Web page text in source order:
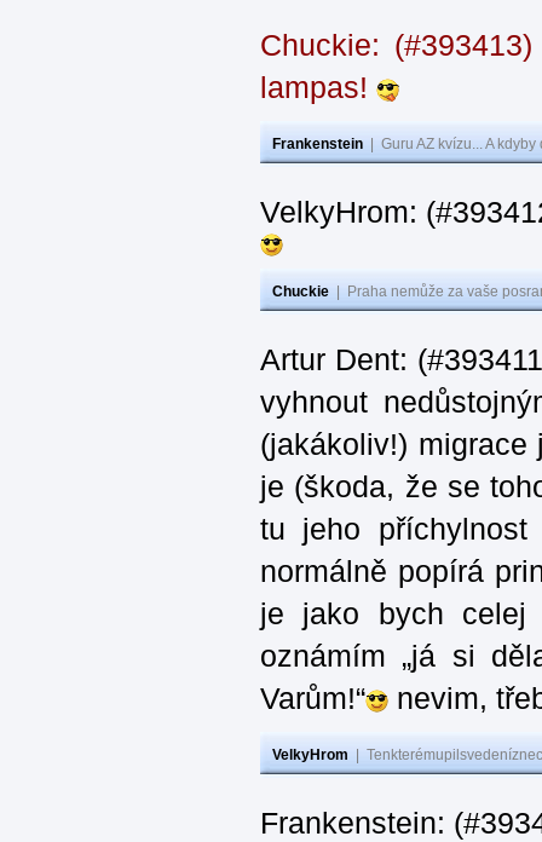
Chuckie:
lampas!
Frankenstein Guru AZ kvízu... A
VelkyHrom:
Chuckie Praha nemůže za vaše
Artur Dent:
vyhnout
(jakákoliv!)
je (škoda, že se
tu jeho
normálně popírá
je jako bych celej
oznámím „já si
Varům!“
nevim,
VelkyHrom
Frankenstein: